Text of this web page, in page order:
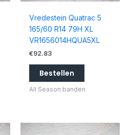
Vredestein Quatrac 5
165/60 R14 79H XL
VR1656014HQUA5XL
€92.83
Bestellen
All Season banden